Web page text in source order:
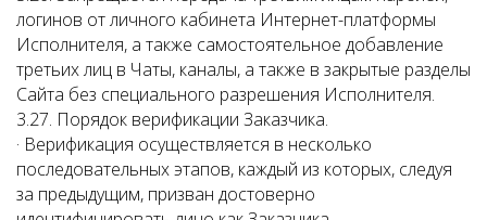
логинов от личного кабинета Интернет-платформы
Исполнителя, а также самостоятельное добавление
третьих лиц в Чаты, каналы, а также в закрытые разделы
Сайта без специального разрешения Исполнителя.
3.27. Порядок верификации Заказчика.
· Верификация осуществляется в несколько
последовательных этапов, каждый из которых, следуя
за предыдущим, призван достоверно